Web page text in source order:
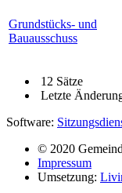
Grundstücks- und
Bauausschuss
12 Sätze
Letzte
Software:
© 2020
Impressum
Umsetzung: